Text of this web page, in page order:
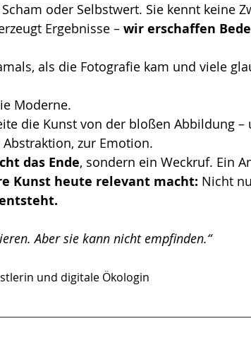
oder Selbstwert. Sie kennt keine
Ergebnisse – wir erschaffen
als die Fotografie kam und viele
Moderne.
die Kunst von der bloßen Abbildung
zur Emotion.
das Ende, sondern ein Weckruf. Ein
Kunst heute relevant macht: Nicht
Aber sie kann nicht empfinden.“
und digitale Ökologin